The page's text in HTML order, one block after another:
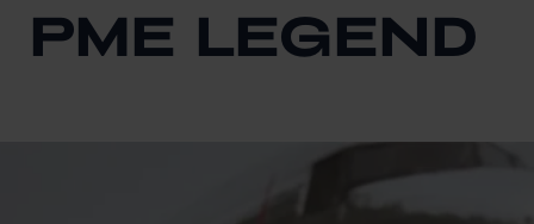
PME LEGEND